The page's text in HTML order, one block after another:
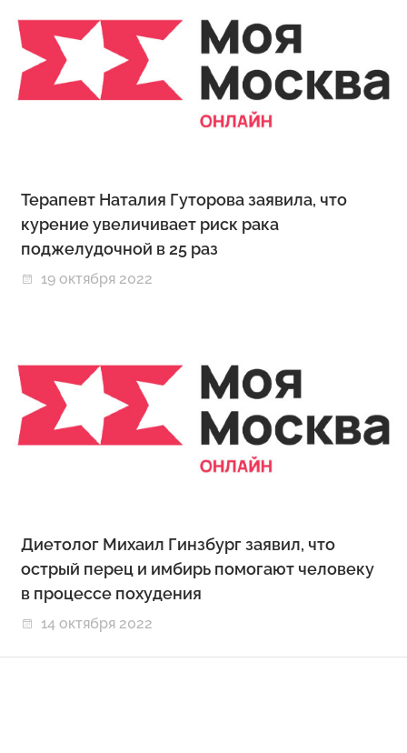
Терапевт Наталия Гуторова заявила, что
курение увеличивает риск рака
поджелудочной в 25 раз
19 октября 2022
Диетолог Михаил Гинзбург заявил, что
острый перец и имбирь помогают человеку
в процессе похудения
14 октября 2022